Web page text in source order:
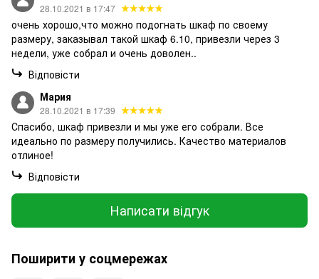
28.10.2021 в 17:47
очень хорошо,что можно подогнать шкаф по своему
размеру, заказывал такой шкаф 6.10, привезли через 3
недели, уже собрал и очень доволен..
Відповісти
Мария
28.10.2021 в 17:39
Спасибо, шкаф привезли и мы уже его собрали. Все
идеально по размеру получились. Качество материалов
отлиное!
Відповісти
Написати відгук
Поширити у соцмережах